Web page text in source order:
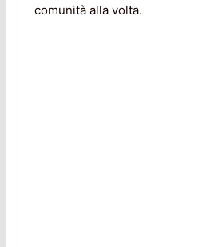
comunità alla volta.